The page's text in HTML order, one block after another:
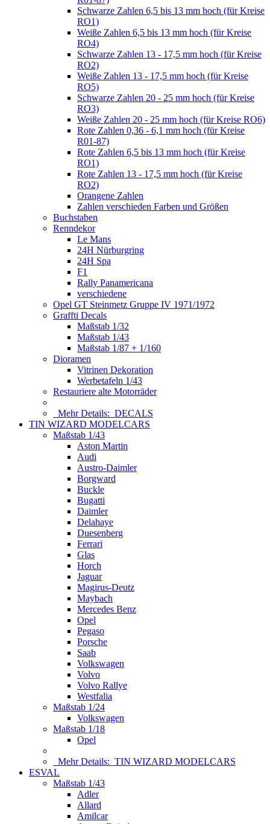
Schwarze Zahlen 6,5 bis 13 mm hoch (für Kreise
RO1)
Weiße Zahlen 6,5 bis 13 mm hoch (für Kreise
RO4)
Schwarze Zahlen 13 - 17,5 mm hoch (für Kreise
RO2)
Weiße Zahlen 13 - 17,5 mm hoch (für Kreise
RO5)
Schwarze Zahlen 20 - 25 mm hoch (für Kreise
RO3)
Weiße Zahlen 20 - 25 mm hoch (für Kreise RO6)
Rote Zahlen 0,36 - 6,1 mm hoch (für Kreise
R01-87)
Rote Zahlen 6,5 bis 13 mm hoch (für Kreise
RO1)
Rote Zahlen 13 - 17,5 mm hoch (für Kreise
RO2)
Orangene Zahlen
Zahlen verschieden Farben und Größen
Buchstaben
Renndekor
Le Mans
24H Nürburgring
24H Spa
F1
Rally Panamericana
verschiedene
Opel GT Steinmetz Gruppe IV 1971/1972
Graffti Decals
Maßstab 1/32
Maßstab 1/43
Maßstab 1/87 + 1/160
Dioramen
Vitrinen Dekoration
Werbetafeln 1/43
Restauriere alte Motorräder
Mehr Details: DECALS
TIN WIZARD MODELCARS
Maßstab 1/43
Aston Martin
Audi
Austro-Daimler
Borgward
Buckle
Bugatti
Daimler
Delahaye
Duesenberg
Ferrari
Glas
Horch
Jaguar
Magirus-Deutz
Maybach
Mercedes Benz
Opel
Pegaso
Porsche
Saab
Volkswagen
Volvo
Volvo Rallye
Westfalia
Maßstab 1/24
Volkswagen
Maßstab 1/18
Opel
Mehr Details: TIN WIZARD MODELCARS
ESVAL
Maßstab 1/43
Adler
Allard
Amilcar